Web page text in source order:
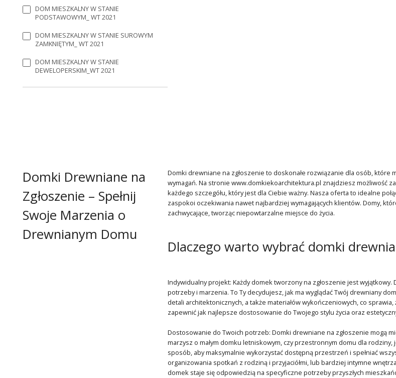
DOM MIESZKALNY W STANIE
PODSTAWOWYM_ WT 2021
DOM MIESZKALNY W STANIE SUROWYM
ZAMKNIĘTYM_ WT 2021
DOM MIESZKALNY W STANIE
DEWELOPERSKIM_WT 2021
Domki Drewniane na
Zgłoszenie – Spełnij
Swoje Marzenia o
Drewnianym Domu
Domki drewniane na zgłoszenie to doskonałe rozwiązanie dla osób,
wymagań. Na stronie www.domkiekoarchitektura.pl znajdziesz możliwość
każdego szczegółu, który jest dla Ciebie ważny. Nasza oferta to idealne
zaspokoi oczekiwania nawet najbardziej wymagających klientów. Domy,
zachwycające, tworząc niepowtarzalne miejsce do życia.
Dlaczego warto wybrać domki
Indywidualny projekt: Każdy domek tworzony na zgłoszenie jest
potrzeby i marzenia. To Ty decydujesz, jak ma wyglądać Twój drewniany
detali architektonicznych, a także materiałów wykończeniowych, co
zapewnić jak najlepsze dostosowanie do Twojego stylu życia oraz
Dostosowanie do Twoich potrzeb: Domki drewniane na zgłoszenie mogą
marzysz o małym domku letniskowym, czy przestronnym domu dla
sposób, aby maksymalnie wykorzystać dostępną przestrzeń i spełniać
organizowania spotkań z rodziną i przyjaciółmi, lub bardziej intymne
domek staje się odpowiedzią na specyficzne potrzeby przyszłych